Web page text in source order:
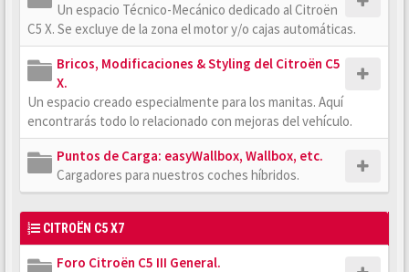
Un espacio Técnico-Mecánico dedicado al Citroën
C5 X. Se excluye de la zona el motor y/o cajas automáticas.
Bricos, Modificaciones & Styling del Citroën C5
X.
Un espacio creado especialmente para los manitas. Aquí
encontrarás todo lo relacionado con mejoras del vehículo.
Puntos de Carga: easyWallbox, Wallbox, etc.
Cargadores para nuestros coches híbridos.
CITROËN C5 X7
Foro Citroën C5 III General.